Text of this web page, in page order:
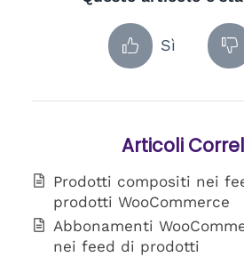
Sì
Articoli
Prodotti compositi nei
prodotti WooCommerce
Abbonamenti
nei feed di prodotti